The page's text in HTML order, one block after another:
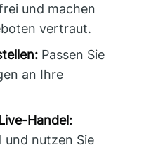
und machen
vertraut.
Passen Sie
an Ihre
Handel:
und nutzen Sie